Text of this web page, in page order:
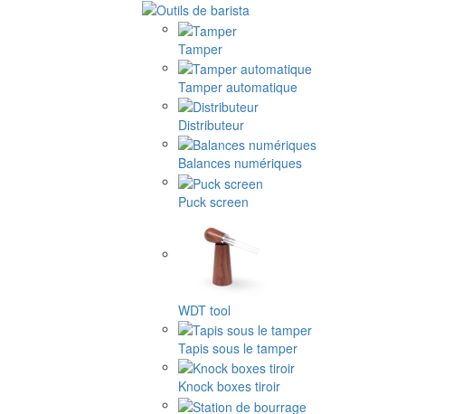
Tamper
Tamper automatique
Distributeur
Balances numériques
Puck screen
WDT tool
Tapis sous le tamper
Knock boxes tiroir